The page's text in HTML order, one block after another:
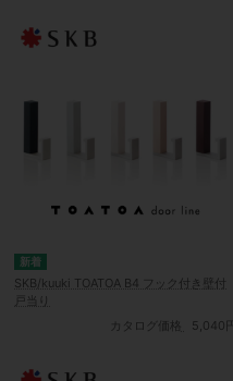
SKB/kuuki TOATOA B4 フック付き壁付
戸当り
カタログ価格
5,040円